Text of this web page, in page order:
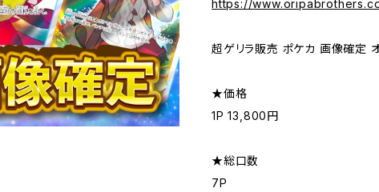
https://
超ゲリラ販売 ポケカ 画像確定 オ
★価格
1P 13,800円
★総口数
7P